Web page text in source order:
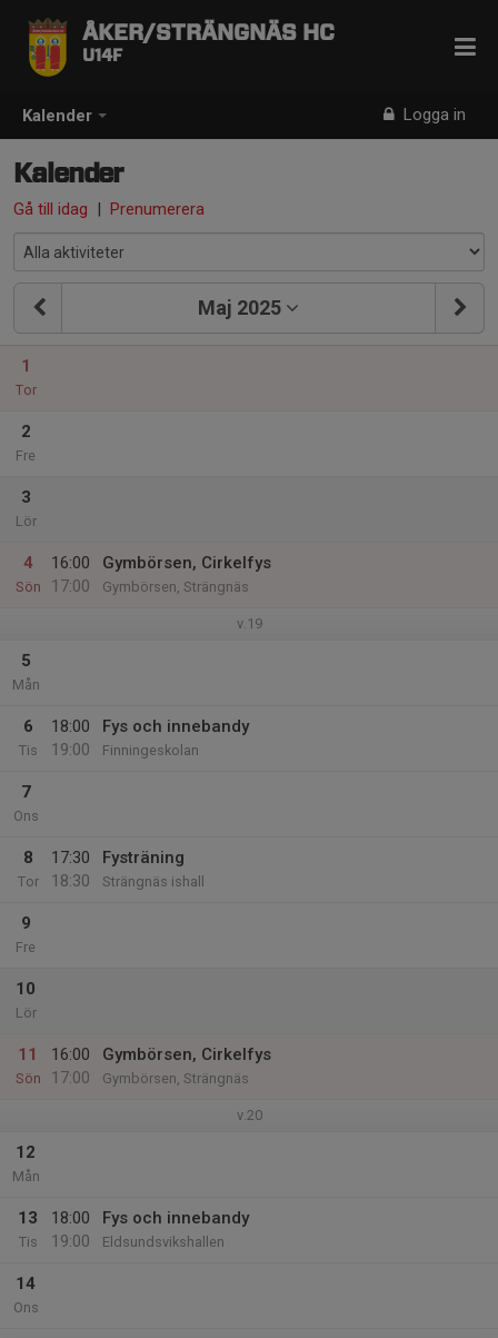
Kalender Logga in
ÅKER/STRÄNGNÄS HC
U14F
Kalender
Gå till idag | Prenumerera
Maj 2025
1
Tor
2
Fre
3
Lör
4
Sön
16:00
17:00
Gymbörsen, Cirkelfys
Gymbörsen, Strängnäs
v.19
5
Mån
6
Tis
18:00
19:00
Fys och innebandy
Finningeskolan
7
Ons
8
Tor
17:30
18:30
Fysträning
Strängnäs ishall
9
Fre
10
Lör
11
Sön
16:00
17:00
Gymbörsen, Cirkelfys
Gymbörsen, Strängnäs
v.20
12
Mån
13
Tis
18:00
19:00
Fys och innebandy
Eldsundsvikshallen
14
Ons